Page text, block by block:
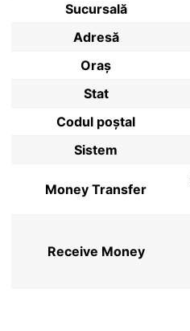
Sucursală
Adresă
Oraș
Stat
Codul poştal
Sistem
Money Transfer
Receive Money